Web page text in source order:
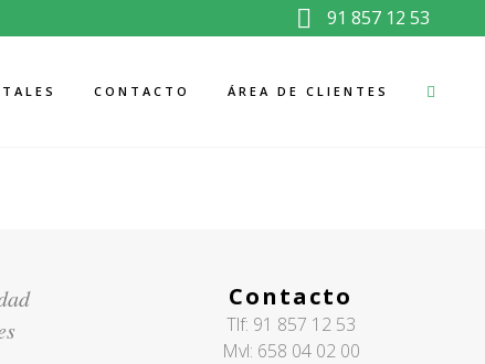
91 857 12 53
CONTACTO ÁREA DE CLIENTES
Contacto
Tlf: 91 857 12 53
Mvl: 658 04 02 00